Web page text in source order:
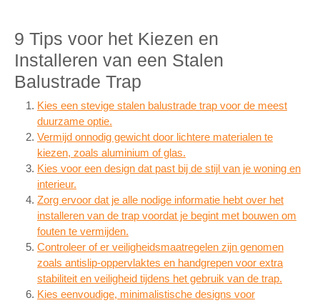
9 Tips voor het Kiezen en
Installeren van een Stalen
Balustrade Trap
Kies een stevige stalen balustrade trap voor de meest
duurzame optie.
Vermijd onnodig gewicht door lichtere materialen te
kiezen, zoals aluminium of glas.
Kies voor een design dat past bij de stijl van je woning en
interieur.
Zorg ervoor dat je alle nodige informatie hebt over het
installeren van de trap voordat je begint met bouwen om
fouten te vermijden.
Controleer of er veiligheidsmaatregelen zijn genomen
zoals antislip-oppervlaktes en handgrepen voor extra
stabiliteit en veiligheid tijdens het gebruik van de trap.
Kies eenvoudige, minimalistische designs voor